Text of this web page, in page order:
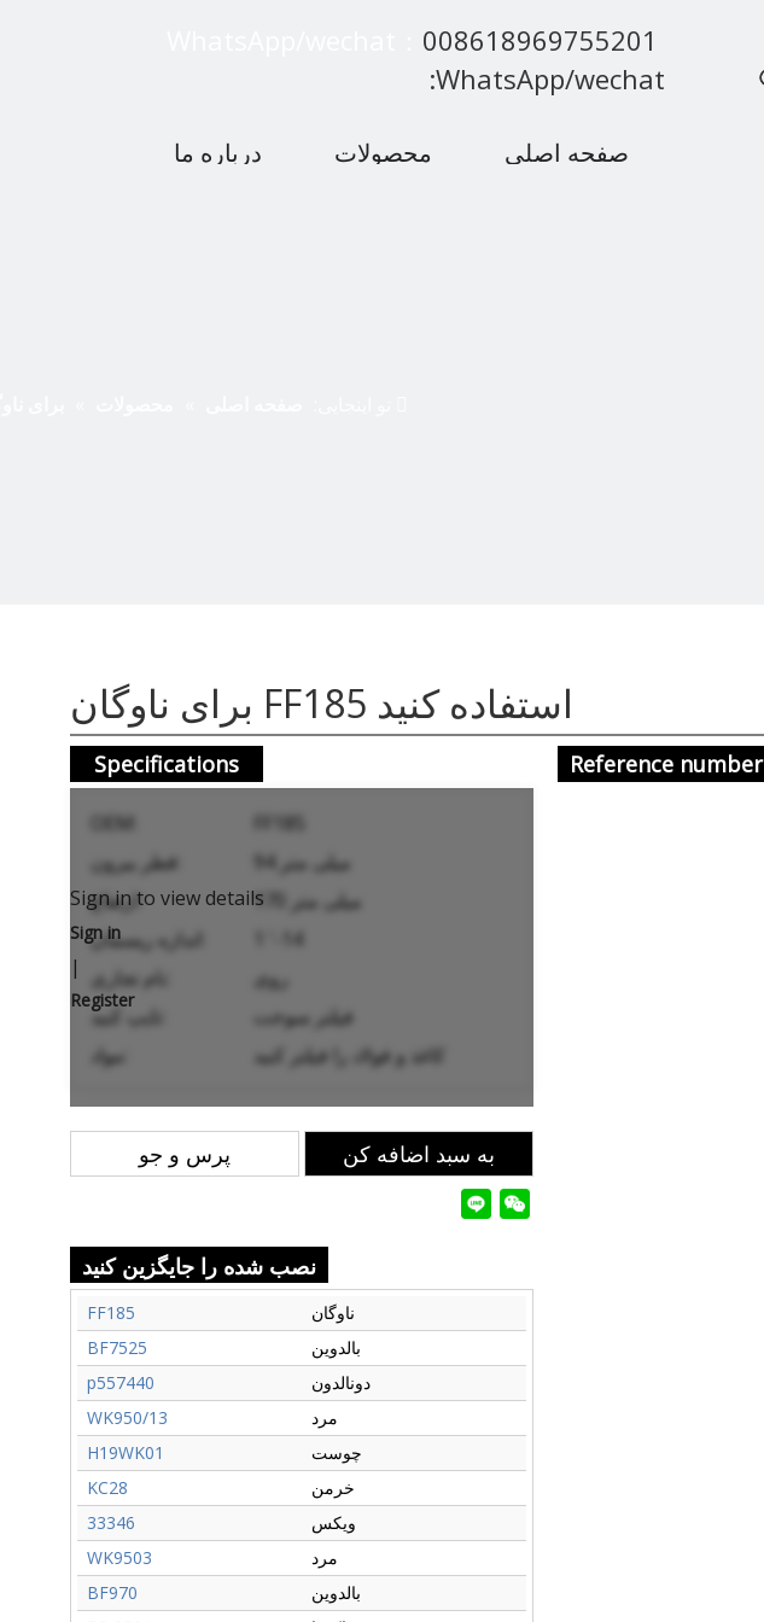
008618969755201
:WhatsApp/wechat
صفحه اصلی
محصولات
درباره ما
برای ناوگان FF185 استفاده کنید
Specifications
OEM:
FF185
94 میلی متر
ارتفاع:
170 میلی متر
1 '-14
روی
فیلتر سوخت
کاغذ و فولاد را فیلتر کنید
Sign in to view details
Sign in
|
Register
پرس و جو به سبد اضافه کن
نصب شده را جایگزین کنید
FF185
ناوگان
BF7525
بالدوین
p557440
دونالدون
WK950/13
مرد
H19WK01
چوست
KC28
خرمن
33346
ویکس
WK9503
مرد
BF970
بالدوین
Reference number